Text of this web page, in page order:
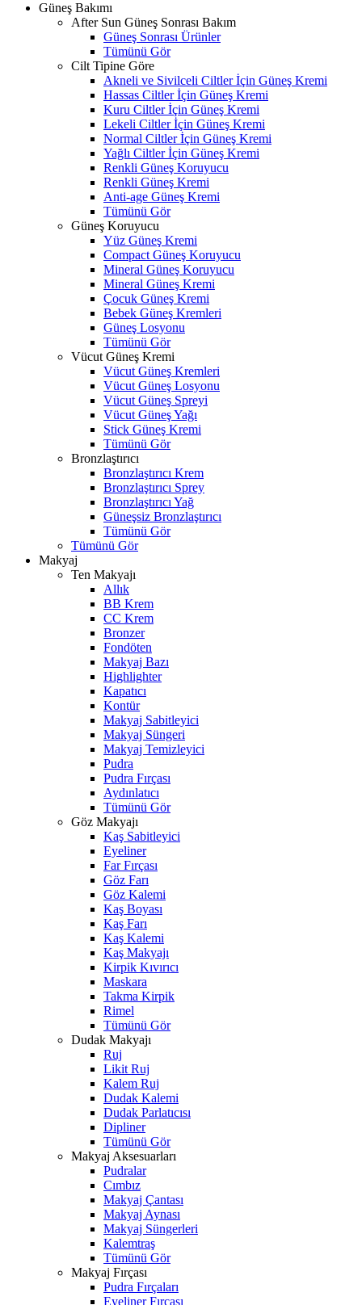
Güneş Bakımı
After Sun Güneş Sonrası Bakım
Güneş Sonrası Ürünler
Tümünü Gör
Cilt Tipine Göre
Akneli ve Sivilceli Ciltler İçin Güneş Kremi
Hassas Ciltler İçin Güneş Kremi
Kuru Ciltler İçin Güneş Kremi
Lekeli Ciltler İçin Güneş Kremi
Normal Ciltler İçin Güneş Kremi
Yağlı Ciltler İçin Güneş Kremi
Renkli Güneş Koruyucu
Renkli Güneş Kremi
Anti-age Güneş Kremi
Tümünü Gör
Güneş Koruyucu
Yüz Güneş Kremi
Compact Güneş Koruyucu
Mineral Güneş Koruyucu
Mineral Güneş Kremi
Çocuk Güneş Kremi
Bebek Güneş Kremleri
Güneş Losyonu
Tümünü Gör
Vücut Güneş Kremi
Vücut Güneş Kremleri
Vücut Güneş Losyonu
Vücut Güneş Spreyi
Vücut Güneş Yağı
Stick Güneş Kremi
Tümünü Gör
Bronzlaştırıcı
Bronzlaştırıcı Krem
Bronzlaştırıcı Sprey
Bronzlaştırıcı Yağ
Güneşsiz Bronzlaştırıcı
Tümünü Gör
Tümünü Gör
Makyaj
Ten Makyajı
Allık
BB Krem
CC Krem
Bronzer
Fondöten
Makyaj Bazı
Highlighter
Kapatıcı
Kontür
Makyaj Sabitleyici
Makyaj Süngeri
Makyaj Temizleyici
Pudra
Pudra Fırçası
Aydınlatıcı
Tümünü Gör
Göz Makyajı
Kaş Sabitleyici
Eyeliner
Far Fırçası
Göz Farı
Göz Kalemi
Kaş Boyası
Kaş Farı
Kaş Kalemi
Kaş Makyajı
Kirpik Kıvırıcı
Maskara
Takma Kirpik
Rimel
Tümünü Gör
Dudak Makyajı
Ruj
Likit Ruj
Kalem Ruj
Dudak Kalemi
Dudak Parlatıcısı
Dipliner
Tümünü Gör
Makyaj Aksesuarları
Pudralar
Cımbız
Makyaj Çantası
Makyaj Aynası
Makyaj Süngerleri
Kalemtraş
Tümünü Gör
Makyaj Fırçası
Pudra Fırçaları
Eyeliner Fırçası